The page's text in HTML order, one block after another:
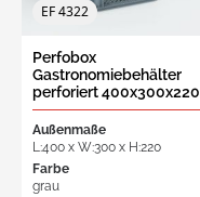
EF 4322
Perfobox
Gastronomiebehälter
perforiert 400x300x220
mm, 21L dichte Griff
Außenmaße
L:400 x W:300 x H:220
Farbe
grau